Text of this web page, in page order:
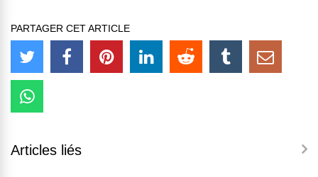
PARTAGER CET ARTICLE
Articles liés